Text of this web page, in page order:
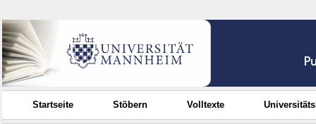
Startseite Stöbern Volltexte